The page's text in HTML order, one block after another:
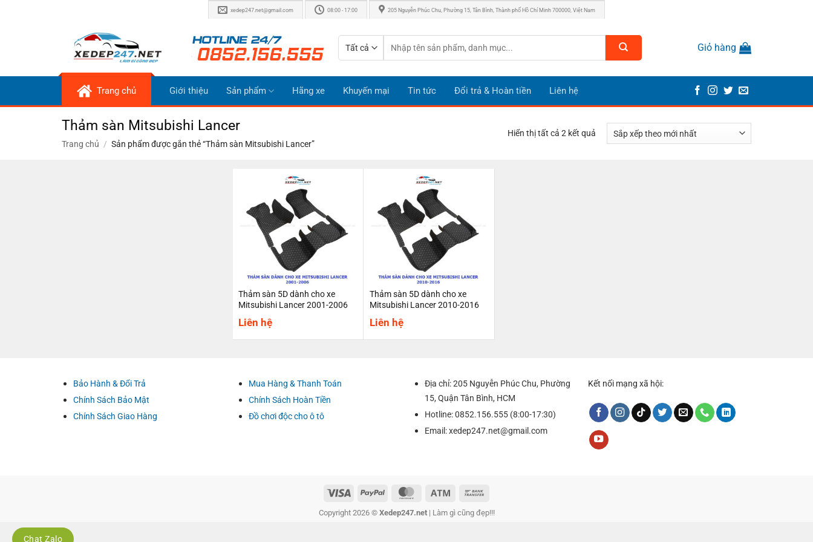
xedep247.net@gmail.com 08:00 - 17:00 205 Nguyễn Phúc Chu, Phường 15, Tân Bình, Thành phố Hồ Chí Minh 700000, Việt Nam
kiếm:
Giỏ hàng
Trang chủ Giới thiệu Sản phẩm Hãng xe Khuyến mại Tin tức Đổi trả & Hoàn tiền Liên hệ
Thảm sàn Mitsubishi Lancer
Trang chủ / Sản phẩm được gắn thẻ “Thảm sàn Mitsubishi Lancer”
Hiển thị tất cả 2 kết quảĐã
sắp
Thảm sàn 5D dành cho xe
Mitsubishi Lancer 2001-2006
Liên hệ
Thảm sàn 5D dành cho xe
Mitsubishi Lancer 2010-2016
Liên hệ
Bảo Hành & Đổi Trả
Chính Sách Bảo Mật
Chính Sách Giao Hàng
Mua Hàng & Thanh Toán
Chính Sách Hoàn Tiền
Đồ chơi độc cho ô tô
Địa chỉ: 205 Nguyễn Phúc Chu, Phường
15, Quận Tân Bình, HCM
Hotline: 0852.156.555 (8:00-17:30)
Email:xedep247.net@gmail.com
Kết nối mạng xã hội:
Copyright 2026 © Xedep247.net| Làm gì cũng đẹp!!!
Chat Zalo